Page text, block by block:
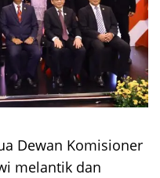
Dewan Komisioner
melantik dan